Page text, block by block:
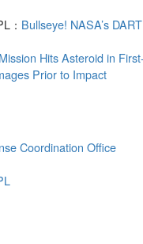
： Bullseye! NASA’s
Hits Asteroid in
Prior to Impact
Coordination Office